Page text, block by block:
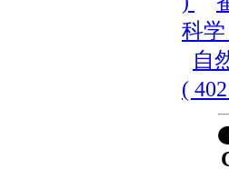
科学
自
(